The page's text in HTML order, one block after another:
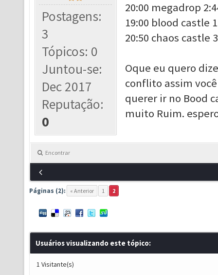
Postagens:
3
Tópicos: 0
Juntou-se:
Dec 2017
Reputação:
0
20:00 megadrop
19:00 blood castle
20:50 chaos castle
Oque eu quero
conflito assim
querer ir no Bood
muito Ruim.
Encontrar
Páginas (2): « Anterior 1 2
Usuários visualizando este tópico:
1 Visitante(s)